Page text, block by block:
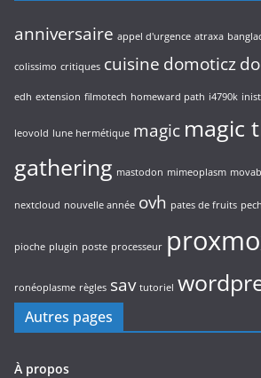
anniversaire appel d'urgence atraxa
colissimo critiques cuisine domoticz
edh extension filmotech homeward path i4790k
leovold lune hermétique magic magic
gathering mastodon mimeoplasm
nextcloud nouvelle année ovh pates de fruits
pioche plugin poste processeur
ronéoplasme règles sav tutoriel
Autres pages
À propos